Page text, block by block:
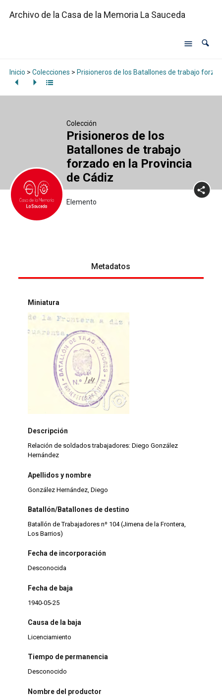
Archivo de la Casa de la Memoria La Sauceda
Inicio > Colecciones > Prisioneros de los Batallones de trabajo
Colección
Prisioneros de los
Batallones de trabajo
forzado en la Provincia
de Cádiz
Elemento
Metadatos
Miniatura
Descripción
Relación de soldados trabajadores: Diego González
Hernández
Apellidos y nombre
González Hernández, Diego
Batallón/Batallones de destino
Batallón de Trabajadores nº 104 (Jimena de la Frontera,
Los Barrios)
Fecha de incorporación
Desconocida
Fecha de baja
1940-05-25
Causa de la baja
Licenciamiento
Tiempo de permanencia
Desconocido
Nombre del productor